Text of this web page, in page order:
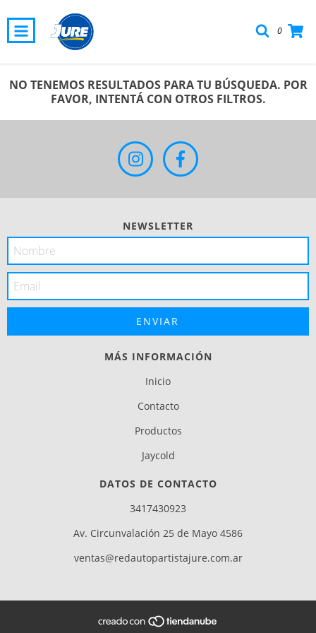
0
NO TENEMOS RESULTADOS PARA TU BÚSQUEDA. POR
FAVOR, INTENTÁ CON OTROS FILTROS.
NEWSLETTER
MÁS INFORMACIÓN
Inicio
Contacto
Productos
Jaycold
DATOS DE CONTACTO
3417430923
Av. Circunvalación 25 de Mayo 4586
ventas@redautopartistajure.com.ar